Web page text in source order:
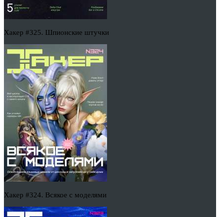
Хакер #325. Шпионские штучки
Хакер #324. Всякое с моделями